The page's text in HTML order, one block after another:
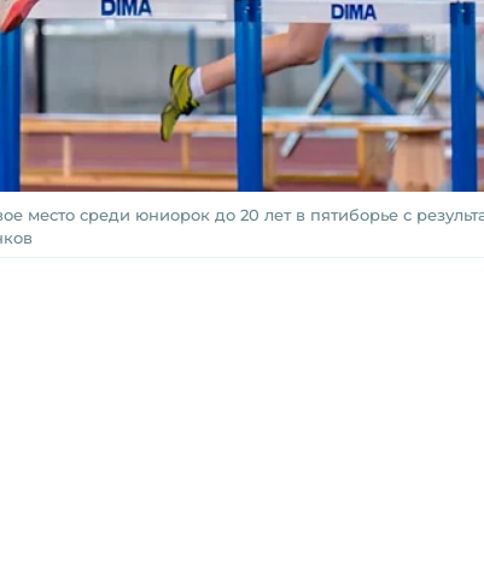
место среди юниорок до 20 лет в пятиборье с